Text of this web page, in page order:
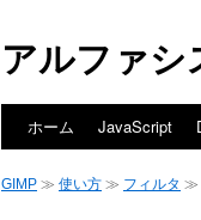
アルファ
ホーム JavaScript
GIMP ≫ 使い方 ≫ フィルタ ≫